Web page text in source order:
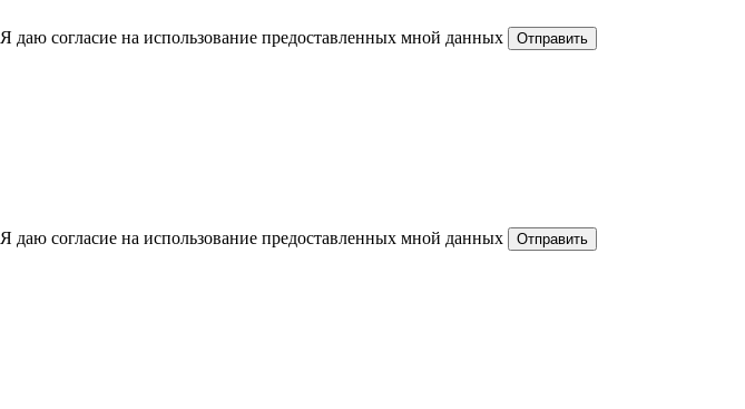
Я даю согласие на использование предоставленных мной данных
Я даю согласие на использование предоставленных мной данных